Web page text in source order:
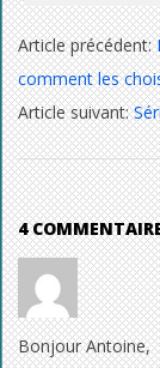
e
t
v
o
u
s
?
2014-
12-
20
Article précédent:
comment les
Article suivant:
4
Bonjour Antoine,